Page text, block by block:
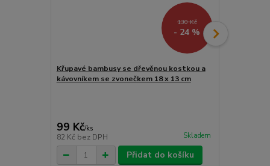
130 Kč
- 24 %
Křupavé bambusy se dřevěnou kostkou a
kávovníkem se zvonečkem 18 x 13 cm
99 Kč/ks
82 Kč bez DPH Skladem
Přidat do košíku